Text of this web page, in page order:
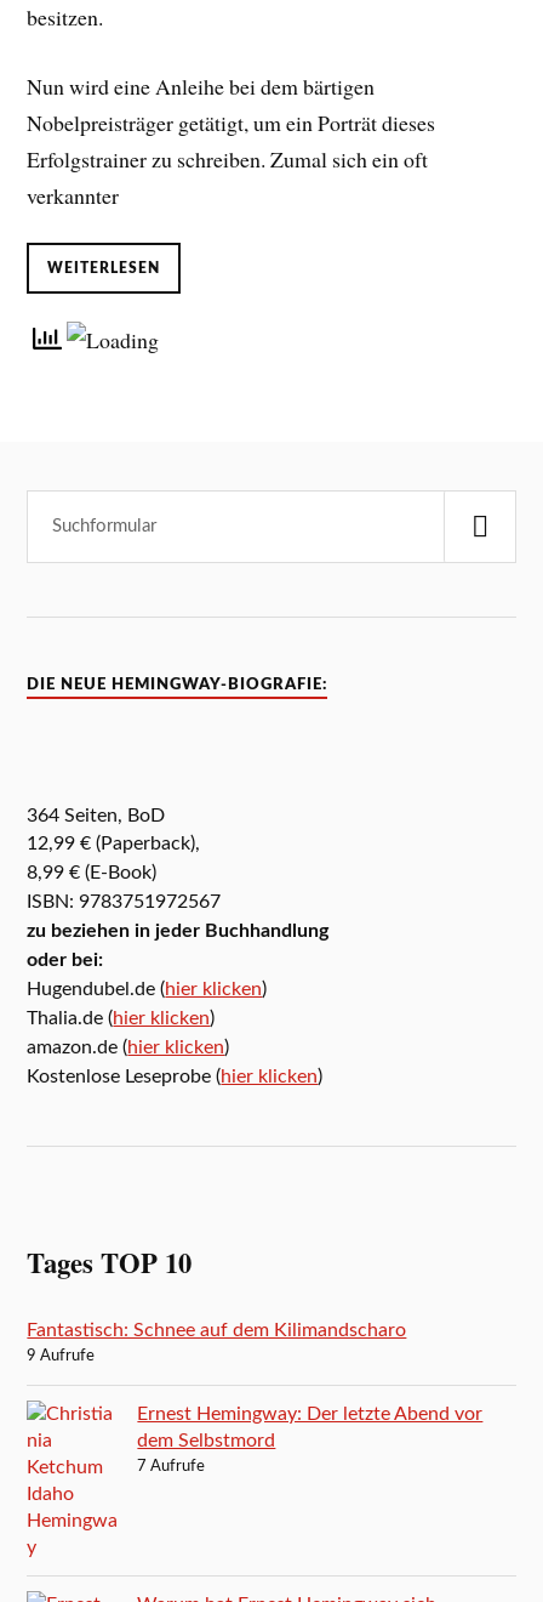
besitzen.
Nun wird eine Anleihe bei dem bärtigen
Nobelpreisträger getätigt, um ein Porträt dieses
Erfolgstrainer zu schreiben. Zumal sich ein oft
verkannter
WEITERLESEN
DIE NEUE HEMINGWAY-BIOGRAFIE:
364 Seiten, BoD
12,99 € (Paperback),
8,99 € (E-Book)
ISBN: 9783751972567
zu beziehen in jeder Buchhandlung
oder bei:
Hugendubel.de (hier klicken)
Thalia.de (hier klicken)
amazon.de (hier klicken)
Kostenlose Leseprobe (hier klicken)
Tages TOP 10
Fantastisch: Schnee auf dem Kilimandscharo
9 Aufrufe
Ernest Hemingway: Der letzte Abend vor
dem Selbstmord
7 Aufrufe